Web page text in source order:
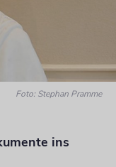
Foto: Stephan Pramme
ins